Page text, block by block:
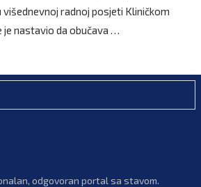
višednevnoj radnoj posjeti Kliničkom
je nastavio da obučava …
odgovoran portal sa stavom.